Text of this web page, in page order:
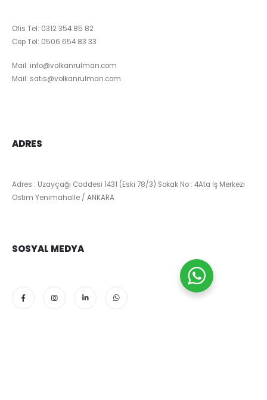
Ofis Tel: 0312 354 85 82
Cep Tel: 0506 654 83 33
Mail: info@volkanrulman.com
Mail: satis@volkanrulman.com
ADRES
Adres : Uzayçağı Caddesi 1431 (Eski 78/3) Sokak No : 4Ata İş Merkezi
Ostim Yenimahalle / ANKARA
SOSYAL MEDYA